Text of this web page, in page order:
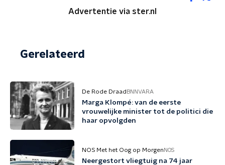
Advertentie via ster.nl
Gerelateerd
De Rode Draad BNNVARA
Marga Klompé: van de eerste
vrouwelijke minister tot de politici die
haar opvolgden
NOS Met het Oog op Morgen NOS
Neergestort vliegtuig na 74 jaar